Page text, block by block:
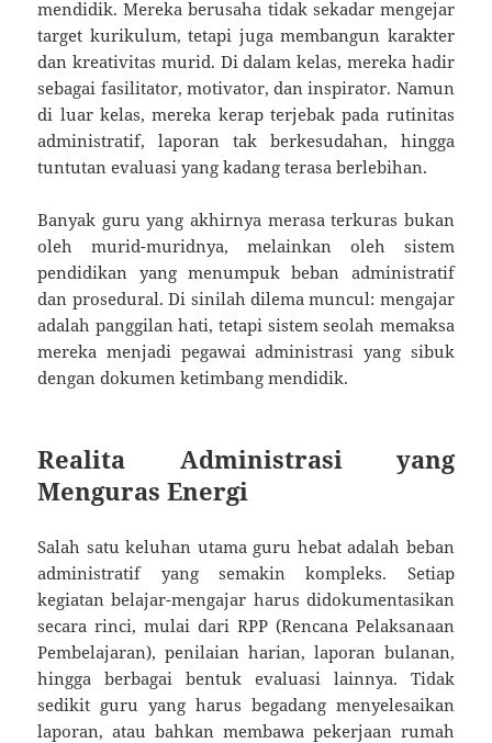
mendidik. Mereka berusaha tidak sekadar mengejar
target kurikulum, tetapi juga membangun karakter
dan kreativitas murid. Di dalam kelas, mereka hadir
sebagai fasilitator, motivator, dan inspirator. Namun
di luar kelas, mereka kerap terjebak pada rutinitas
administratif, laporan tak berkesudahan, hingga
tuntutan evaluasi yang kadang terasa berlebihan.
Banyak guru yang akhirnya merasa terkuras bukan
oleh murid-muridnya, melainkan oleh sistem
pendidikan yang menumpuk beban administratif
dan prosedural. Di sinilah dilema muncul: mengajar
adalah panggilan hati, tetapi sistem seolah memaksa
mereka menjadi pegawai administrasi yang sibuk
dengan dokumen ketimbang mendidik.
Realita Administrasi yang
Menguras Energi
Salah satu keluhan utama guru hebat adalah beban
administratif yang semakin kompleks. Setiap
kegiatan belajar-mengajar harus didokumentasikan
secara rinci, mulai dari RPP (Rencana Pelaksanaan
Pembelajaran), penilaian harian, laporan bulanan,
hingga berbagai bentuk evaluasi lainnya. Tidak
sedikit guru yang harus begadang menyelesaikan
laporan, atau bahkan membawa pekerjaan rumah